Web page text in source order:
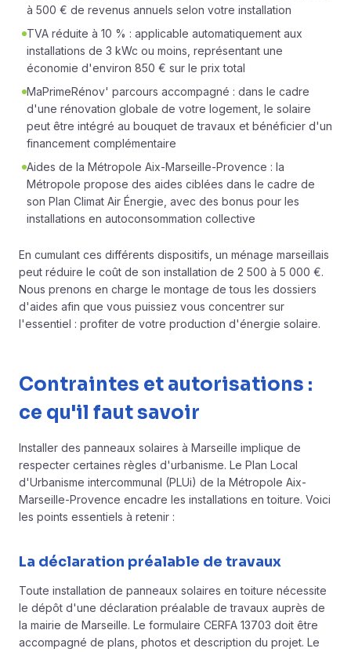
à 500 € de revenus annuels selon votre installation
TVA réduite à 10 % : applicable automatiquement aux
installations de 3 kWc ou moins, représentant une
économie d'environ 850 € sur le prix total
MaPrimeRénov' parcours accompagné : dans le cadre
d'une rénovation globale de votre logement, le solaire
peut être intégré au bouquet de travaux et bénéficier d'un
financement complémentaire
Aides de la Métropole Aix-Marseille-Provence : la
Métropole propose des aides ciblées dans le cadre de
son Plan Climat Air Énergie, avec des bonus pour les
installations en autoconsommation collective
En cumulant ces différents dispositifs, un ménage marseillais
peut réduire le coût de son installation de 2 500 à 5 000 €.
Nous prenons en charge le montage de tous les dossiers
d'aides afin que vous puissiez vous concentrer sur
l'essentiel : profiter de votre production d'énergie solaire.
Contraintes et autorisations :
ce qu'il faut savoir
Installer des panneaux solaires à Marseille implique de
respecter certaines règles d'urbanisme. Le Plan Local
d'Urbanisme intercommunal (PLUi) de la Métropole Aix-
Marseille-Provence encadre les installations en toiture. Voici
les points essentiels à retenir :
La déclaration préalable de travaux
Toute installation de panneaux solaires en toiture nécessite
le dépôt d'une déclaration préalable de travaux auprès de
la mairie de Marseille. Le formulaire CERFA 13703 doit être
accompagné de plans, photos et description du projet. Le